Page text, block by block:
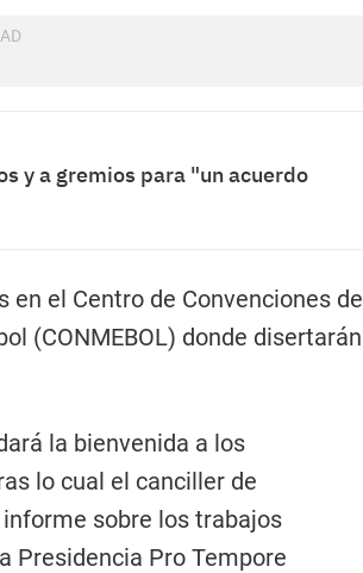
y a gremios para "un acuerdo
en el Centro de Convenciones de
(CONMEBOL) donde disertarán
la bienvenida a los
lo cual el canciller de
sobre los trabajos
Presidencia Pro Tempore